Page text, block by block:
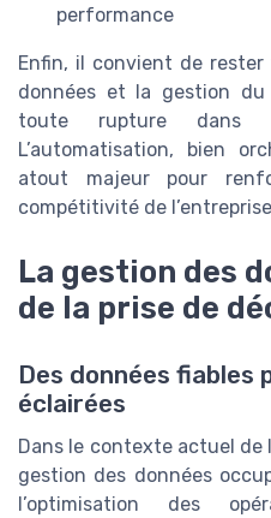
performance
Enfin, il convient de
données et la gestion du
toute rupture dans
L’automatisation, bien
atout majeur pour
compétitivité de
La gestion des
de la prise de
Des données fiables
éclairées
Dans le contexte actuel de
gestion des données
l’optimisation des